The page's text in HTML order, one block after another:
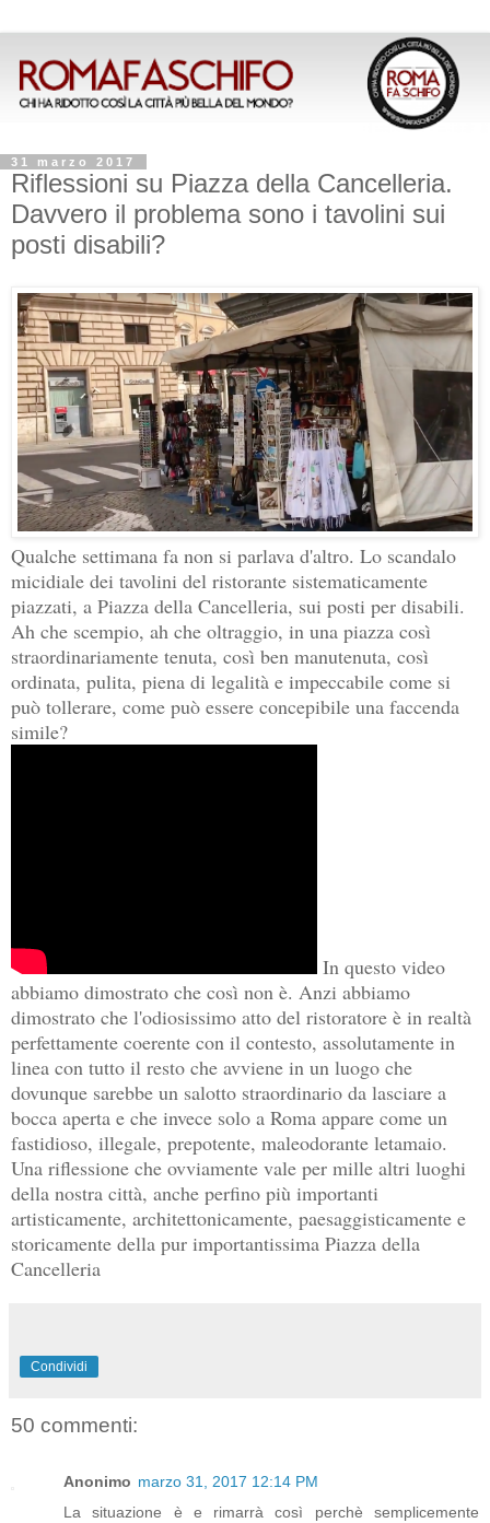
31 marzo 2017
Riflessioni su Piazza della Cancelleria.
Davvero il problema sono i tavolini sui
posti disabili?
Qualche settimana fa non si parlava d'altro. Lo scandalo
micidiale dei tavolini del ristorante sistematicamente
piazzati, a Piazza della Cancelleria, sui posti per disabili.
Ah che scempio, ah che oltraggio, in una piazza così
straordinariamente tenuta, così ben manutenuta, così
ordinata, pulita, piena di legalità e impeccabile come si
può tollerare, come può essere concepibile una faccenda
simile?
In questo video
abbiamo dimostrato che così non è. Anzi abbiamo
dimostrato che l'odiosissimo atto del ristoratore è in realtà
perfettamente coerente con il contesto, assolutamente in
linea con tutto il resto che avviene in un luogo che
dovunque sarebbe un salotto straordinario da lasciare a
bocca aperta e che invece solo a Roma appare come un
fastidioso, illegale, prepotente, maleodorante letamaio.
Una riflessione che ovviamente vale per mille altri luoghi
della nostra città, anche perfino più importanti
artisticamente, architettonicamente, paesaggisticamente e
storicamente della pur importantissima Piazza della
Cancelleria
Condividi
50 commenti:
Anonimo marzo 31, 2017 12:14 PM
La situazione è e rimarrà così perchè semplicemente